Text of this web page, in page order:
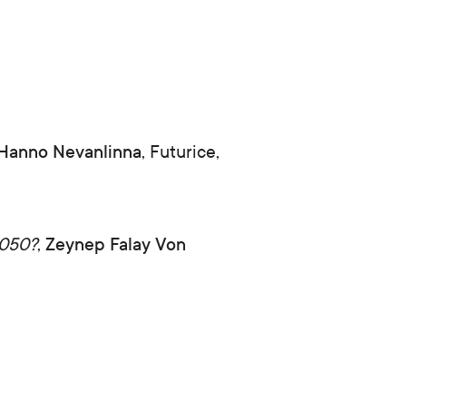
Nevanlinna, Futurice,
, Zeynep Falay Von